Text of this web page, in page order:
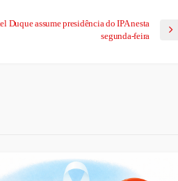
Duque assume presidência do IPA nesta
segunda-feira